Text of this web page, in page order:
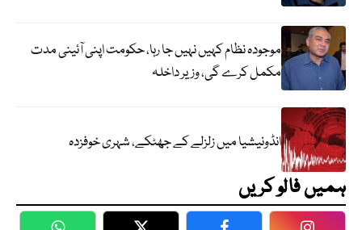
موجودہ نظام کہیں نہیں جا رہا، حکومت اپنی آئینی مدت
مکمل کرے گی، وزیر داخلہ
انڈونیشیا میں زلزلے کے جھٹکے، شہری خوفزدہ
ہمیں فالو کریں